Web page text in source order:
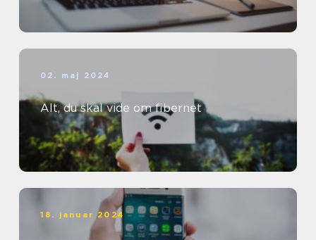
02. maj 2024
Alt, du skal vide om fibernet
18. januar 2024